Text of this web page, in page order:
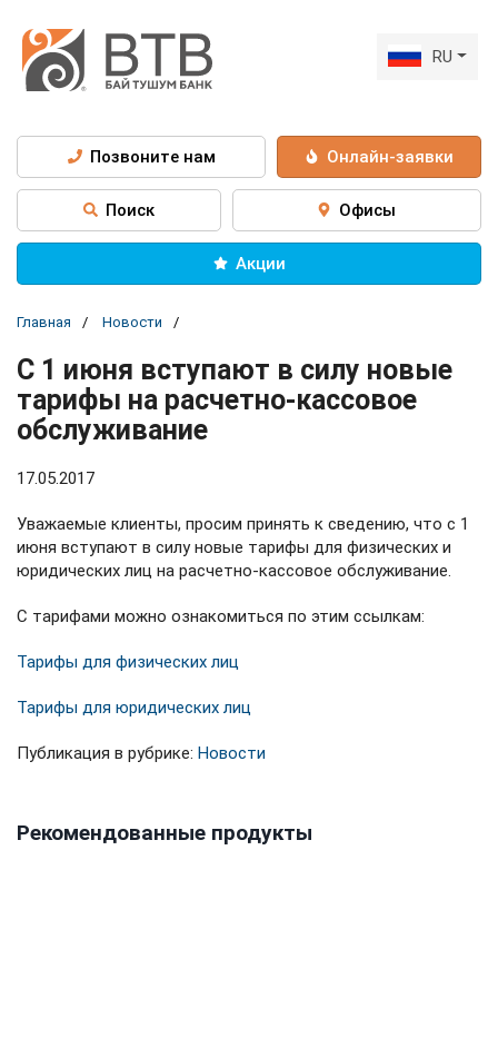
RU
Позвоните нам Онлайн-заявки
Поиск Офисы
Акции
Главная Новости
C 1 июня вступают в силу новые
тарифы на расчетно-кассовое
обслуживание
17.05.2017
Уважаемые клиенты, просим принять к сведению, что с 1
июня вступают в силу новые тарифы для физических и
юридических лиц на расчетно-кассовое обслуживание.
С тарифами можно ознакомиться по этим ссылкам:
Тарифы для физических лиц
Тарифы для юридических лиц
Публикация в рубрике: Новости
Рекомендованные продукты